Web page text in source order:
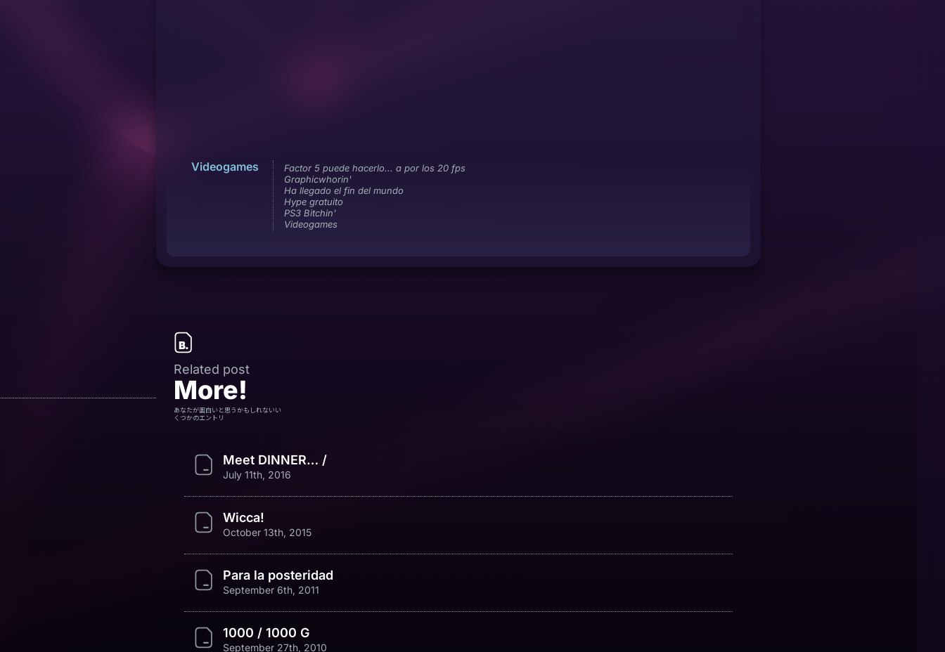
Videogames
Factor 5 puede hacerlo... a por los 20 fps
Graphicwhorin'
Ha llegado el fin del mundo
Hype gratuito
PS3 Bitchin'
Videogames
Related post
More!
あなたが面白いと思うかもしれないい
くつかのエントリ
Meet DINNER… /
July 11th, 2016
Wicca!
October 13th, 2015
Para la posteridad
September 6th, 2011
1000 / 1000 G
September 27th, 2010